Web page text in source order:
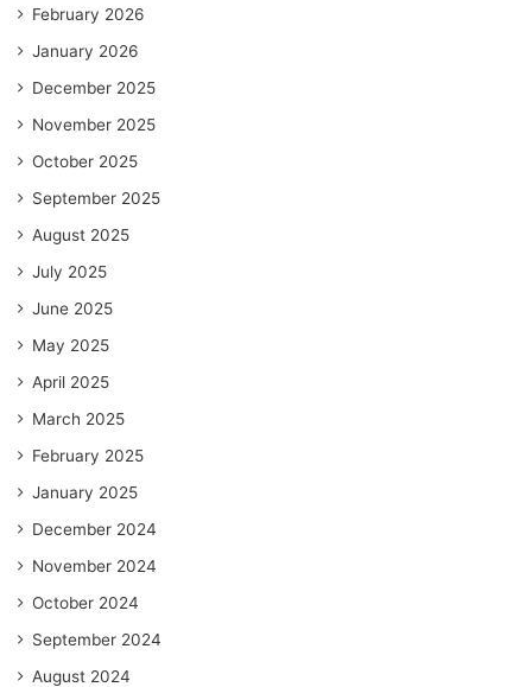
February 2026
January 2026
December 2025
November 2025
October 2025
September 2025
August 2025
July 2025
June 2025
May 2025
April 2025
March 2025
February 2025
January 2025
December 2024
November 2024
October 2024
September 2024
August 2024